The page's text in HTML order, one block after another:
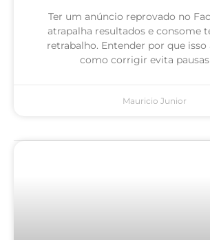
Ter um anúncio reprovado no
atrapalha resultados e consome
retrabalho. Entender por que isso
como corrigir evita
Mauricio Junior